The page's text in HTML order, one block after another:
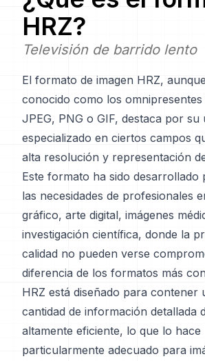
HRZ?
Televisión de barrido lento
El formato de imagen HRZ,
conocido como los
JPEG, PNG o GIF, destaca por su
especializado en ciertos campos
alta resolución y representación
Este formato ha sido desarrollado
las necesidades de profesionales
gráfico, arte digital, imágenes
investigación científica, donde la
calidad no pueden verse
diferencia de los formatos más
HRZ está diseñado para contener
cantidad de información detallada
altamente eficiente, lo que lo hace
particularmente adecuado para